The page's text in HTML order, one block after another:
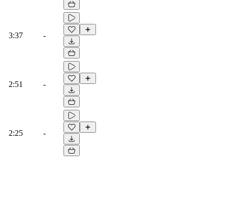
3:37 -
2:51 -
2:25 -